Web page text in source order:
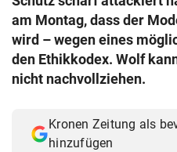
am Montag, dass der
wird – wegen eines
den Ethikkodex. Wolf
nicht nachvollziehen.
Kronen Zeitung als
hinzufügen